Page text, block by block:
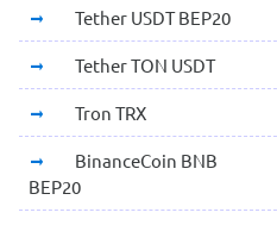
Tether USDT BEP20
Tether TON USDT
Tron TRX
BinanceCoin BNB
BEP20